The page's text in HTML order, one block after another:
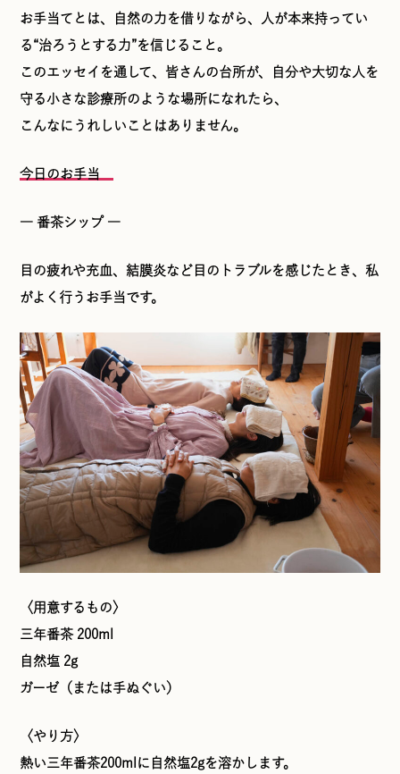
お手当てとは、自然の力を借りながら、人が本来持ってい
る“治ろうとする力”を信じること。
このエッセイを通して、皆さんの台所が、自分や大切な人を
守る小さな診療所のような場所になれたら、
こんなにうれしいことはありません。
今日のお手当
― 番茶シップ ―
目の疲れや充血、結膜炎など目のトラブルを感じたとき、私
がよく行うお手当です。
〈用意するもの〉
三年番茶 200ml
自然塩 2g
ガーゼ（または手ぬぐい）
〈やり方〉
熱い三年番茶200mlに自然塩2gを溶かします。